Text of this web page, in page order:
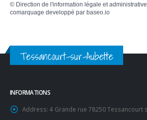
© Direction de l'information légale et administrative
comarquage developpé par baseo.io
Tessancourt-sur-Aubette
INFORMATIONS
Address: 4 Grande rue 78250 Tessancourt